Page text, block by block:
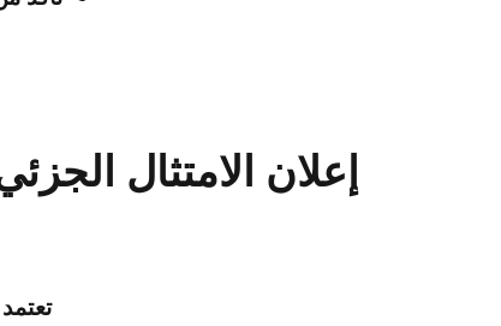
إعلان الامتثال